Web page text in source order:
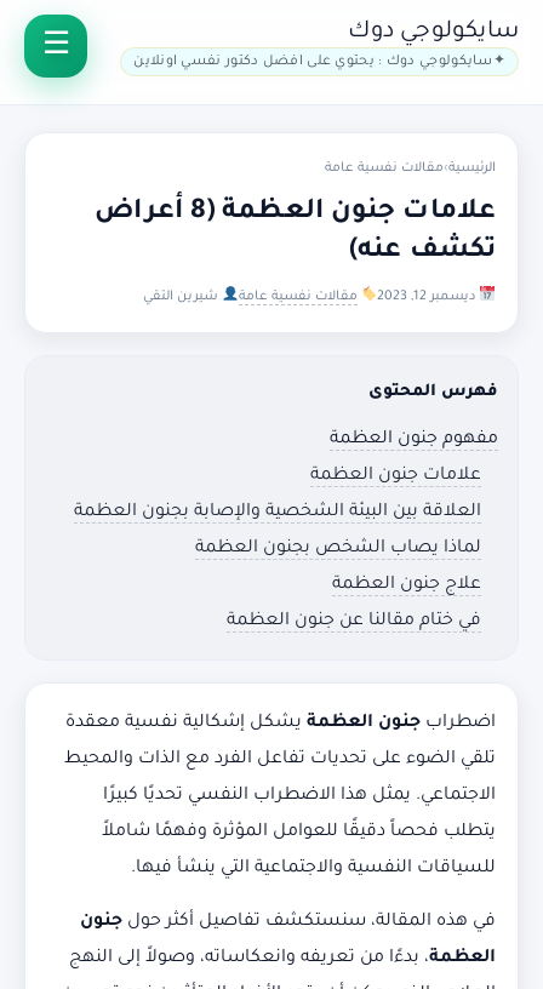
سايكولوجي دوك
سايكولوجي دوك : يحتوي على افضل دكتور نفسي اونلاين
الرئيسية›مقالات نفسية عامة
علامات جنون العظمة (8 أعراض
تكشف عنه)
ديسمبر 12, 2023 مقالات نفسية عامة شيرين التقي
فهرس المحتوى
مفهوم جنون العظمة
علامات جنون العظمة
العلاقة بين البيئة الشخصية والإصابة بجنون العظمة
لماذا يصاب الشخص بجنون العظمة
علاج جنون العظمة
في ختام مقالنا عن جنون العظمة
اضطراب جنون العظمة يشكل إشكالية نفسية معقدة
تلقي الضوء على تحديات تفاعل الفرد مع الذات والمحيط
الاجتماعي. يمثل هذا الاضطراب النفسي تحديًا كبيرًا
يتطلب فحصاً دقيقًا للعوامل المؤثرة وفهمًا شاملاً
للسياقات النفسية والاجتماعية التي ينشأ فيها.
في هذه المقالة، سنستكشف تفاصيل أكثر حول جنون
العظمة، بدءًا من تعريفه وانعكاساته، وصولاً إلى النهج